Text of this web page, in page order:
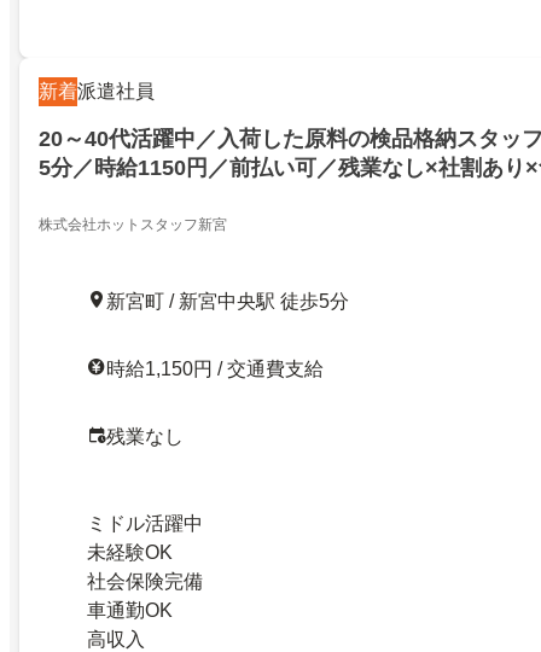
新着派遣社員
20～40代活躍中／入荷した原料の検品格納スタッ
5分／時給1150円／前払い可／残業なし×社割あり
株式会社ホットスタッフ新宮
新宮町 / 新宮中央駅 徒歩5分
時給1,150円 / 交通費支給
残業なし
ミドル活躍中
未経験OK
社会保険完備
車通勤OK
高収入